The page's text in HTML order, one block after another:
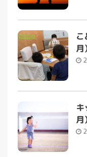
こ
月
キ
月